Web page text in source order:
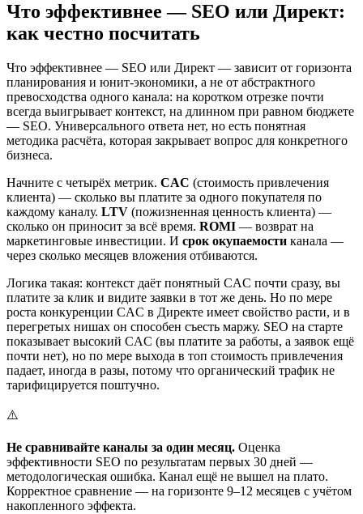
Что эффективнее — SEO или Директ:
как честно посчитать
Что эффективнее — SEO или Директ — зависит от горизонта
планирования и юнит-экономики, а не от абстрактного
превосходства одного канала: на коротком отрезке почти
всегда выигрывает контекст, на длинном при равном бюджете
— SEO. Универсального ответа нет, но есть понятная
методика расчёта, которая закрывает вопрос для конкретного
бизнеса.
Начните с четырёх метрик. CAC (стоимость привлечения
клиента) — сколько вы платите за одного покупателя по
каждому каналу. LTV (пожизненная ценность клиента) —
сколько он приносит за всё время. ROMI — возврат на
маркетинговые инвестиции. И срок окупаемости канала —
через сколько месяцев вложения отбиваются.
Логика такая: контекст даёт понятный CAC почти сразу, вы
платите за клик и видите заявки в тот же день. Но по мере
роста конкуренции CAC в Директе имеет свойство расти, и в
перегретых нишах он способен съесть маржу. SEO на старте
показывает высокий CAC (вы платите за работы, а заявок ещё
почти нет), но по мере выхода в топ стоимость привлечения
падает, иногда в разы, потому что органический трафик не
тарифицируется поштучно.
⚠️
Не сравнивайте каналы за один месяц. Оценка
эффективности SEO по результатам первых 30 дней —
методологическая ошибка. Канал ещё не вышел на плато.
Корректное сравнение — на горизонте 9–12 месяцев с учётом
накопленного эффекта.